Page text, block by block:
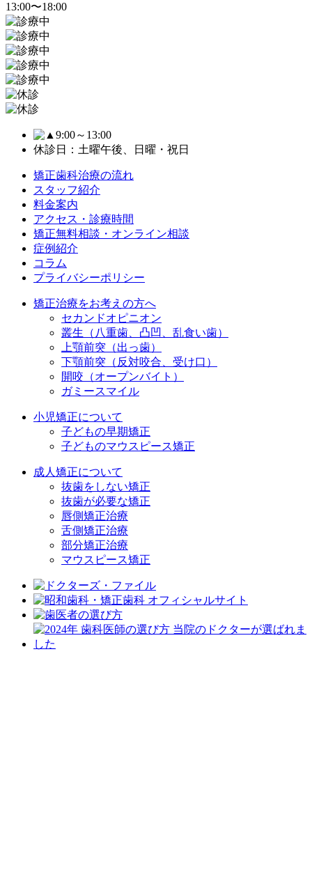
13:00〜18:00
9:00～13:00
休診日：土曜午後、日曜・祝日
矯正歯科治療の流れ
スタッフ紹介
料金案内
アクセス・診療時間
矯正無料相談・オンライン相談
症例紹介
コラム
プライバシーポリシー
矯正治療をお考えの方へ
セカンドオピニオン
叢生（八重歯、凸凹、乱食い歯）
上顎前突（出っ歯）
下顎前突（反対咬合、受け口）
開咬（オープンバイト）
ガミースマイル
小児矯正について
子どもの早期矯正
子どものマウスピース矯正
成人矯正について
抜歯をしない矯正
抜歯が必要な矯正
唇側矯正治療
舌側矯正治療
部分矯正治療
マウスピース矯正